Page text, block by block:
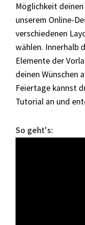
Möglichkeit
unserem Online-
verschiedenen
wählen. Innerhalb
Elemente der
deinen Wünschen
Feiertage kannst
Tutorial an und
So geht's: